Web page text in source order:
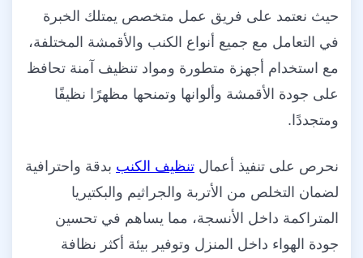
حيث نعتمد على فريق عمل متخصص يمتلك الخبرة
في التعامل مع جميع أنواع الكنب والأقمشة المختلفة،
مع استخدام أجهزة متطورة ومواد تنظيف آمنة تحافظ
على جودة الأقمشة وألوانها وتمنحها مظهرًا نظيفًا
ومتجددًا.
نحرص على تنفيذ أعمال تنظيف الكنب بدقة واحترافية
لضمان التخلص من الأتربة والجراثيم والبكتيريا
المتراكمة داخل الأنسجة، مما يساهم في تحسين
جودة الهواء داخل المنزل وتوفير بيئة أكثر نظافة